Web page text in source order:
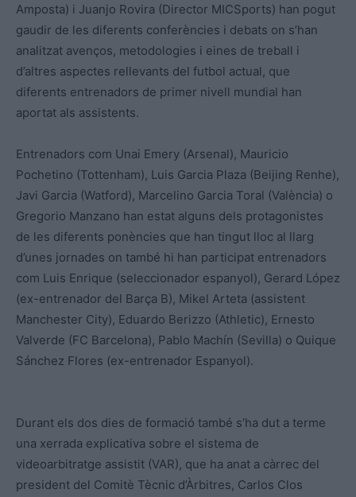
Amposta) i Juanjo Rovira (Director MICSports) han pogut
gaudir de les diferents conferències i debats on s’han
analitzat avenços, metodologies i eines de treball i
d’altres aspectes rellevants del futbol actual, que
diferents entrenadors de primer nivell mundial han
aportat als assistents.
Entrenadors com Unai Emery (Arsenal), Mauricio
Pochetino (Tottenham), Luis Garcia Plaza (Beijing Renhe),
Javi Garcia (Watford), Marcelino Garcia Toral (València) o
Gregorio Manzano han estat alguns dels protagonistes
de les diferents ponències que han tingut lloc al llarg
d’unes jornades on també hi han participat entrenadors
com Luis Enrique (seleccionador espanyol), Gerard López
(ex-entrenador del Barça B), Mikel Arteta (assistent
Manchester City), Eduardo Berizzo (Athletic), Ernesto
Valverde (FC Barcelona), Pablo Machín (Sevilla) o Quique
Sánchez Flores (ex-entrenador Espanyol).
Durant els dos dies de formació també s’ha dut a terme
una xerrada explicativa sobre el sistema de
videoarbitratge assistit (VAR), que ha anat a càrrec del
president del Comitè Tècnic d’Àrbitres, Carlos Clos